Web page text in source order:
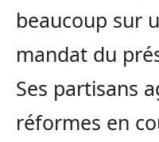
beaucoup sur
mandat du
Ses partisans
réformes en